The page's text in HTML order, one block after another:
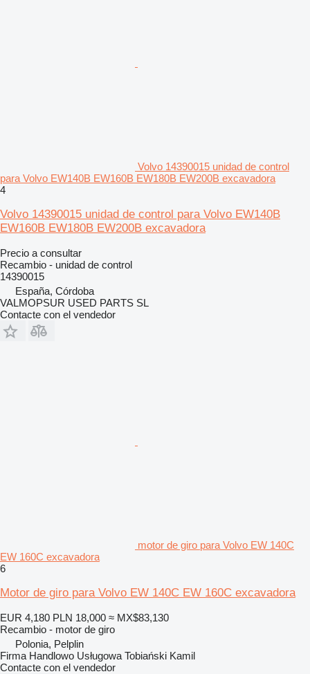
Volvo 14390015 unidad de control
para Volvo EW140B EW160B EW180B EW200B excavadora
4
Volvo 14390015 unidad de control para Volvo EW140B
EW160B EW180B EW200B excavadora
Precio a consultar
Recambio - unidad de control
14390015
España, Córdoba
VALMOPSUR USED PARTS SL
Contacte con el vendedor
motor de giro para Volvo EW 140C
EW 160C excavadora
6
Motor de giro para Volvo EW 140C EW 160C excavadora
EUR 4,180 PLN 18,000 ≈ MX$83,130
Recambio - motor de giro
Polonia, Pelplin
Firma Handlowo Usługowa Tobiański Kamil
Contacte con el vendedor